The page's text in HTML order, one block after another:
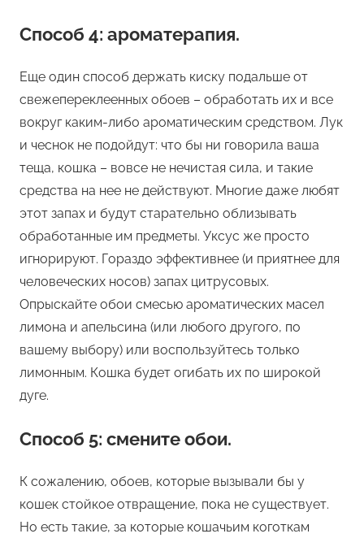
Способ 4: ароматерапия.
Еще один способ держать киску подальше от
свежепереклеенных обоев – обработать их и все
вокруг каким-либо ароматическим средством. Лук
и чеснок не подойдут: что бы ни говорила ваша
теща, кошка – вовсе не нечистая сила, и такие
средства на нее не действуют. Многие даже любят
этот запах и будут старательно облизывать
обработанные им предметы. Уксус же просто
игнорируют. Гораздо эффективнее (и приятнее для
человеческих носов) запах цитрусовых.
Опрыскайте обои смесью ароматических масел
лимона и апельсина (или любого другого, по
вашему выбору) или воспользуйтесь только
лимонным. Кошка будет огибать их по широкой
дуге.
Способ 5: смените обои.
К сожалению, обоев, которые вызывали бы у
кошек стойкое отвращение, пока не существует.
Но есть такие, за которые кошачьим коготкам